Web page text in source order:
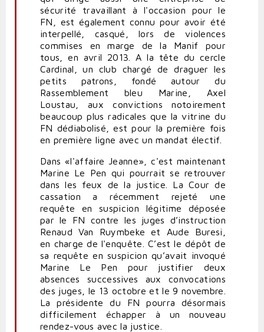
sécurité travaillant à l'occasion pour le
FN, est également connu pour avoir été
interpellé, casqué, lors de violences
commises en marge de la Manif pour
tous, en avril 2013. A la tête du cercle
Cardinal, un club chargé de draguer les
petits patrons, fondé autour du
Rassemblement bleu Marine, Axel
Loustau, aux convictions notoirement
beaucoup plus radicales que la vitrine du
FN dédiabolisé, est pour la première fois
en première ligne avec un mandat électif.
Dans «l'affaire Jeanne», c'est maintenant
Marine Le Pen qui pourrait se retrouver
dans les feux de la justice. La Cour de
cassation a récemment rejeté une
requête en suspicion légitime déposée
par le FN contre les juges d’instruction
Renaud Van Ruymbeke et Aude Buresi,
en charge de l'enquête. C’est le dépôt de
sa requête en suspicion qu’avait invoqué
Marine Le Pen pour justifier deux
absences successives aux convocations
des juges, le 13 octobre et le 9 novembre.
La présidente du FN pourra désormais
difficilement échapper à un nouveau
rendez-vous avec la justice.